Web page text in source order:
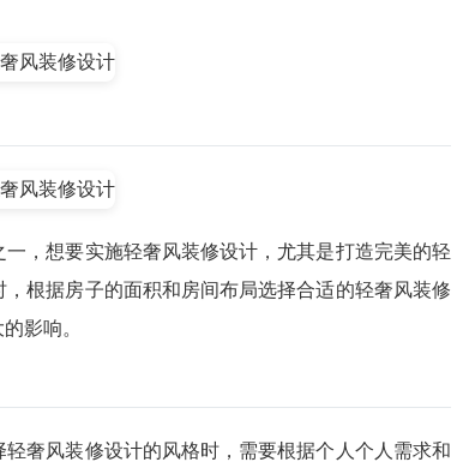
，想要实施轻奢风装修设计，尤其是打造完美的轻
根据房子的面积和房间布局选择合适的轻奢风装修
影响。
奢风装修设计的风格时，需要根据个人个人需求和